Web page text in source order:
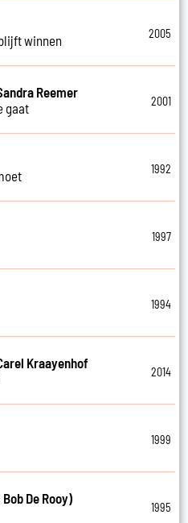
winnen
2005
Reemer
gaat
2001
1992
1997
1994
Kraayenhof
2014
1999
De Rooy)
1995